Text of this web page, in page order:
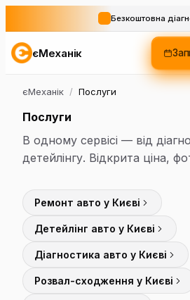
єМеханік
єМеханік / Послуги
Послуги
В одному сервісі — від
детейлінгу. Відкрита ціна,
Ремонт авто у Києві
Детейлінг авто у Києві
Діагностика авто у Києві
Розвал-сходження у Києві